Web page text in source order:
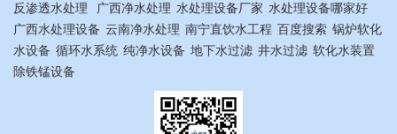
反渗透水处理 广西净水处理 水处理设备厂家 水处理设备哪家好
广西水处理设备 云南净水处理 南宁直饮水工程 百度搜索 锅炉软化
水设备 循环水系统 纯净水设备 地下水过滤 井水过滤 软化水装置
除铁锰设备